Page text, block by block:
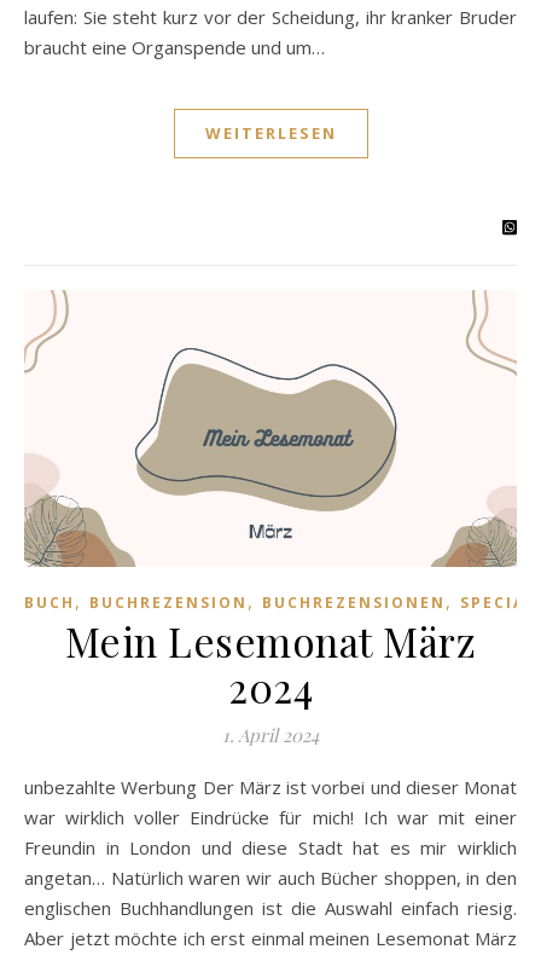
laufen: Sie steht kurz vor der Scheidung, ihr kranker Bruder
braucht eine Organspende und um…
WEITERLESEN
BUCH , BUCHREZENSION , BUCHREZENSIONEN ,
Mein Lesemonat März
2024
1. April 2024
unbezahlte Werbung Der März ist vorbei und dieser Monat
war wirklich voller Eindrücke für mich! Ich war mit einer
Freundin in London und diese Stadt hat es mir wirklich
angetan… Natürlich waren wir auch Bücher shoppen, in den
englischen Buchhandlungen ist die Auswahl einfach riesig.
Aber jetzt möchte ich erst einmal meinen Lesemonat März